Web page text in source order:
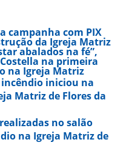
campanha com PIX
da Igreja Matriz
abalados na fé”,
na primeira
na Igreja Matriz
iniciou na
Matriz de Flores da
no salão
na Igreja Matriz de